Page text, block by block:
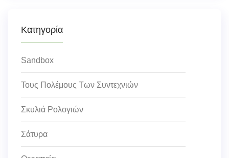
Κατηγορία
Sandbox
Τους Πολέμους Των Συντεχνιών
Σκυλιά Ρολογιών
Σάτυρα